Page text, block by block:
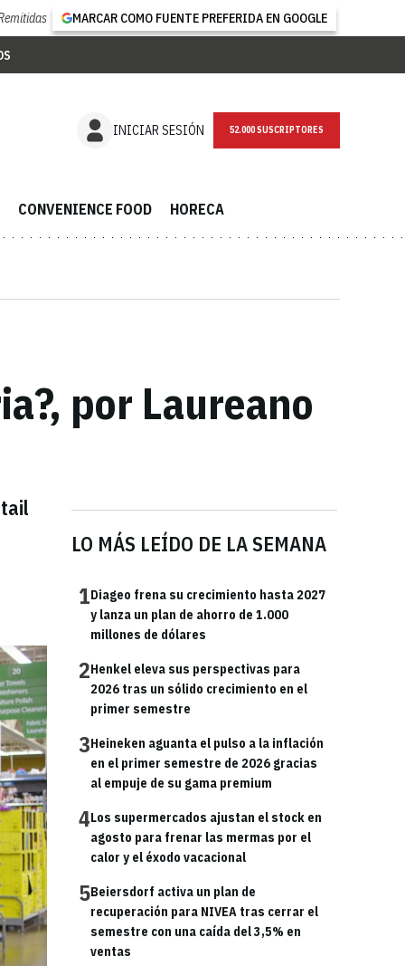
MARCAR COMO FUENTE PREFERIDA EN GOOGLE
INICIAR SESIÓN NEWSLETTER
CONVENIENCE FOOD HORECA
por Laureano
LO MÁS LEÍDO DE LA SEMANA
1Diageo frena su crecimiento hasta 2027
y lanza un plan de ahorro de 1.000
millones de dólares
2Henkel eleva sus perspectivas para
2026 tras un sólido crecimiento en el
primer semestre
3Heineken aguanta el pulso a la inflación
en el primer semestre de 2026 gracias
al empuje de su gama premium
4Los supermercados ajustan el stock en
agosto para frenar las mermas por el
calor y el éxodo vacacional
5Beiersdorf activa un plan de
recuperación para NIVEA tras cerrar el
semestre con una caída del 3,5% en
ventas